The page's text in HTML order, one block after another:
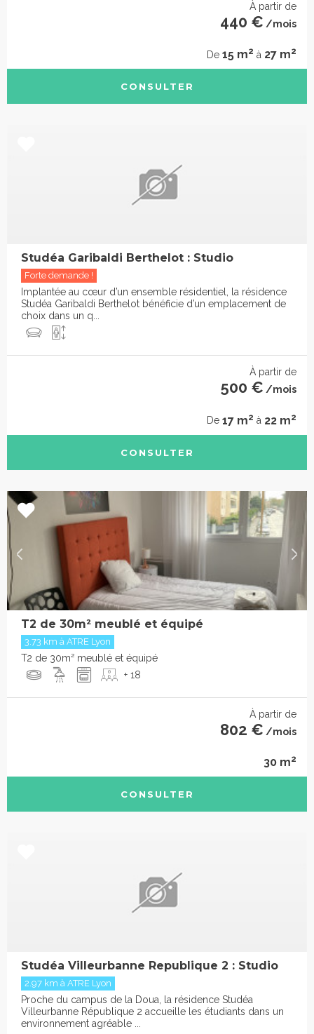
À partir de
440 € /mois
De 15 m2 à 27 m2
CONSULTER
Studéa Garibaldi Berthelot : Studio
Forte demande !
Implantée au cœur d’un ensemble résidentiel, la résidence
Studéa Garibaldi Berthelot bénéficie d’un emplacement de
choix dans un q...
À partir de
500 € /mois
De 17 m2 à 22 m2
CONSULTER
T2 de 30m² meublé et équipé
3.73 km à ATRE Lyon
T2 de 30m² meublé et équipé
+ 18
À partir de
802 € /mois
30 m2
CONSULTER
Studéa Villeurbanne Republique 2 : Studio
2.97 km à ATRE Lyon
Proche du campus de la Doua, la résidence Studéa
Villeurbanne République 2 accueille les étudiants dans un
environnement agréable ...